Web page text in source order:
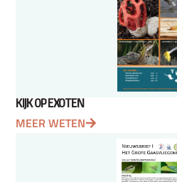
KIJK OP EXOTEN
MEER WETEN